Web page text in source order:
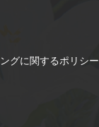
グに関するポリシー